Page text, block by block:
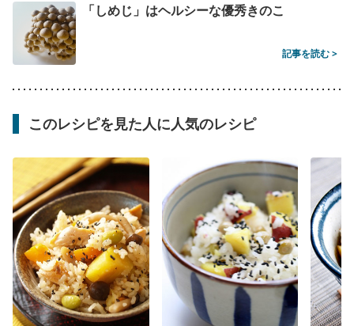
「しめじ」はヘルシーな優秀きのこ
記事を読む >
このレシピを見た人に人気のレシピ